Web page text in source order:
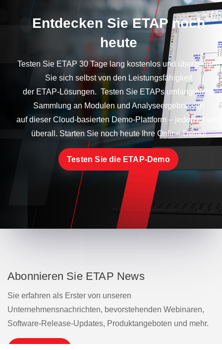
Entdecken Sie ETAP noch
heute
Testen Sie ETAP 30 Tage lang kostenlos und überzeugen
Sie sich selbst von den Leistungsfähigkeit
der ETAP-Lösungen. Testen Sie ETAPs umfangreiche
Sammlung an Modulen und Analyseergebnissen
auf dieser Cloud-basierten Demo-Plattform – jederzeit und
überall. Starten Sie noch heute Ihre Online-Demo!
Testen Sie die ETAP-Demo
Abonnieren Sie ETAP News
Sie erfahren als Erster von unseren
Unternehmensnachrichten, bevorstehenden Webinaren,
Software-Release-Updates, Produktangeboten und mehr.